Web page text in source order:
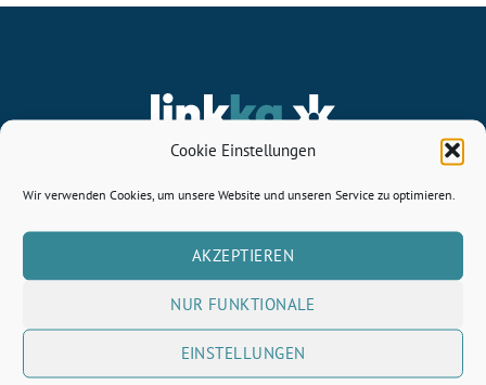
Cookie Einstellungen
Wir verwenden Cookies, um unsere Website und unseren Service zu optimieren.
AKZEPTIEREN
NUR FUNKTIONALE
EINSTELLUNGEN
Friedrich-Borgwardt-Strasse 3
E-Mail: info@linkka.de
Geschäftsführer